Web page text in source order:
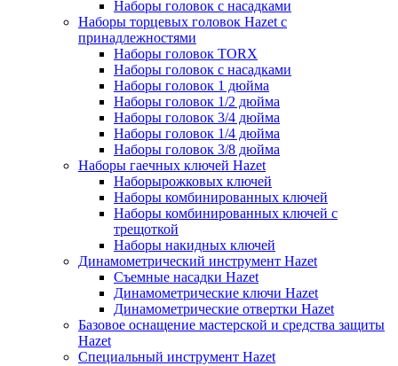
Наборы головок с насадками
Наборы торцевых головок Hazet с
принадлежностями
Наборы головок TORX
Наборы головок с насадками
Наборы головок 1 дюйма
Наборы головок 1/2 дюйма
Наборы головок 3/4 дюйма
Наборы головок 1/4 дюйма
Наборы головок 3/8 дюйма
Наборы гаечных ключей Hazet
Наборырожковых ключей
Наборы комбинированных ключей
Наборы комбинированных ключей с
трещоткой
Наборы накидных ключей
Динамометрический инструмент Hazet
Съемные насадки Hazet
Динамометрические ключи Hazet
Динамометрические отвертки Hazet
Базовое оснащение мастерской и средства защиты
Hazet
Специальный инструмент Hazet